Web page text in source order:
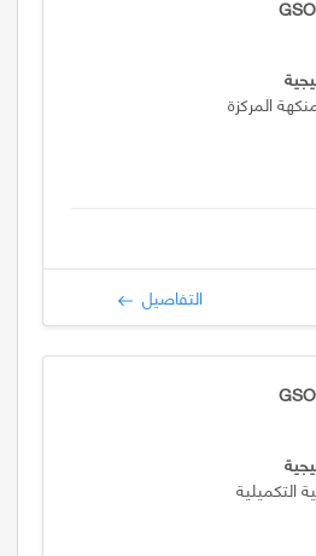
المركزة
التفاصيل
التكميلية